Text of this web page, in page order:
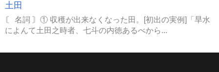
土田
〘 名詞 〙① 収穫が出来なくなった田。[初出の実例]「旱水
によんて土田之時者、七斗の内徳あるべから...